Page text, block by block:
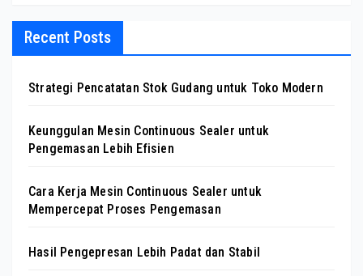
Recent Posts
Strategi Pencatatan Stok Gudang untuk Toko Modern
Keunggulan Mesin Continuous Sealer untuk
Pengemasan Lebih Efisien
Cara Kerja Mesin Continuous Sealer untuk
Mempercepat Proses Pengemasan
Hasil Pengepresan Lebih Padat dan Stabil